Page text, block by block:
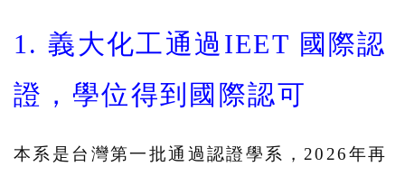
1. 義大化工通過IEET 國際認
證，學位得到國際認可
本系是台灣第一批通過認證學系，2026年再